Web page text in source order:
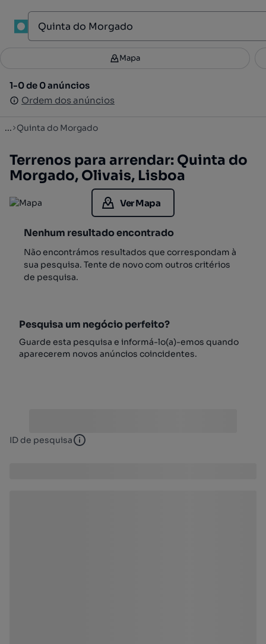
Filtros 3
1-0 de 0 anúncios
Ordem dos anúncios
Mapa
1-0 de 0 anúncios
Ordem dos anúncios
... Quinta do Morgado
Terrenos para arrendar: Quinta do
Morgado, Olivais, Lisboa
Ver Mapa
Nenhum resultado encontrado
Não encontrámos resultados que correspondam à
sua pesquisa. Tente de novo com outros critérios
de pesquisa.
Pesquisa um negócio perfeito?
Guarde esta pesquisa e informá-lo(a)-emos quando
aparecerem novos anúncios coincidentes.
ID de pesquisa ID de pesquisa